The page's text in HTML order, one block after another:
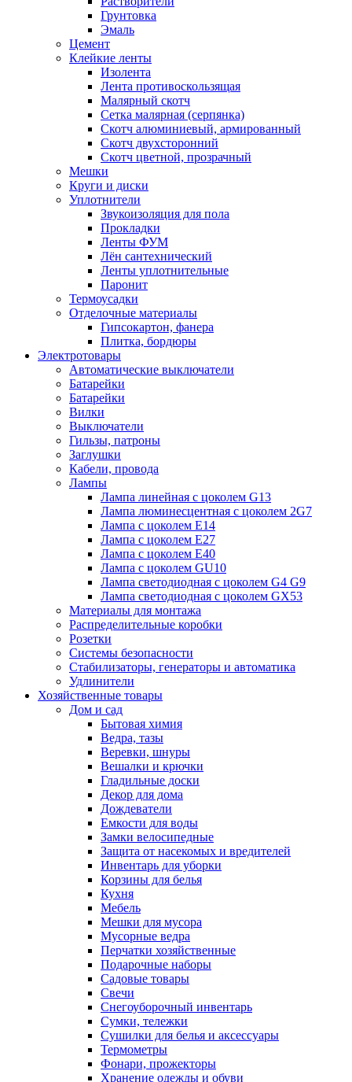
Грунтовка
Эмаль
Цемент
Клейкие ленты
Изолента
Лента противоскользящая
Малярный скотч
Сетка малярная (серпянка)
Скотч алюминиевый, армированный
Скотч двухсторонний
Скотч цветной, прозрачный
Мешки
Круги и диски
Уплотнители
Звукоизоляция для пола
Прокладки
Ленты ФУМ
Лён сантехнический
Ленты уплотнительные
Паронит
Термоусадки
Отделочные материалы
Гипсокартон, фанера
Плитка, бордюры
Электротовары
Автоматические выключатели
Батарейки
Батарейки
Вилки
Выключатели
Гильзы, патроны
Заглушки
Кабели, провода
Лампы
Лампа линейная с цоколем G13
Лампа люминесцентная с цоколем 2G7
Лампа с цоколем E14
Лампа с цоколем E27
Лампа с цоколем E40
Лампа с цоколем GU10
Лампа светодиодная с цоколем G4 G9
Лампа светодиодная с цоколем GX53
Материалы для монтажа
Распределительные коробки
Розетки
Системы безопасности
Стабилизаторы, генераторы и автоматика
Удлинители
Хозяйственные товары
Дом и сад
Бытовая химия
Ведра, тазы
Веревки, шнуры
Вешалки и крючки
Гладильные доски
Декор для дома
Дождеватели
Емкости для воды
Замки велосипедные
Защита от насекомых и вредителей
Инвентарь для уборки
Корзины для белья
Кухня
Мебель
Мешки для мусора
Мусорные ведра
Перчатки хозяйственные
Подарочные наборы
Садовые товары
Свечи
Снегоуборочный инвентарь
Сумки, тележки
Сушилки для белья и аксессуары
Термометры
Фонари, прожекторы
Хранение одежды и обуви